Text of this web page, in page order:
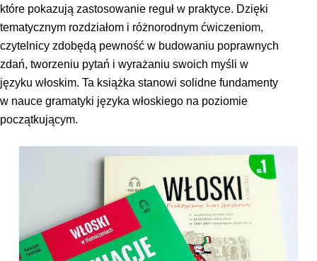
które pokazują zastosowanie reguł w praktyce. Dzięki
tematycznym rozdziałom i różnorodnym ćwiczeniom,
czytelnicy zdobędą pewność w budowaniu poprawnych
zdań, tworzeniu pytań i wyrażaniu swoich myśli w
języku włoskim. Ta książka stanowi solidne fundamenty
w nauce gramatyki języka włoskiego na poziomie
początkującym.